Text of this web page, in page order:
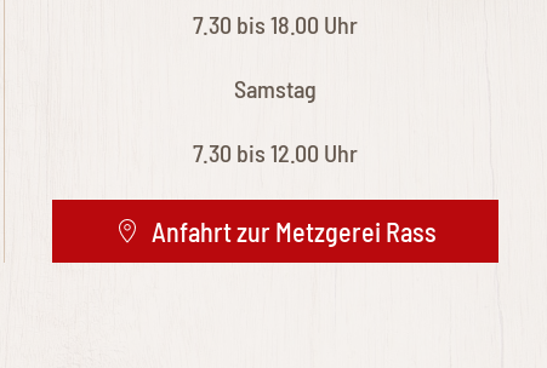
7.30 bis 18.00 Uhr
Samstag
7.30 bis 12.00 Uhr
Anfahrt zur Metzgerei Rass